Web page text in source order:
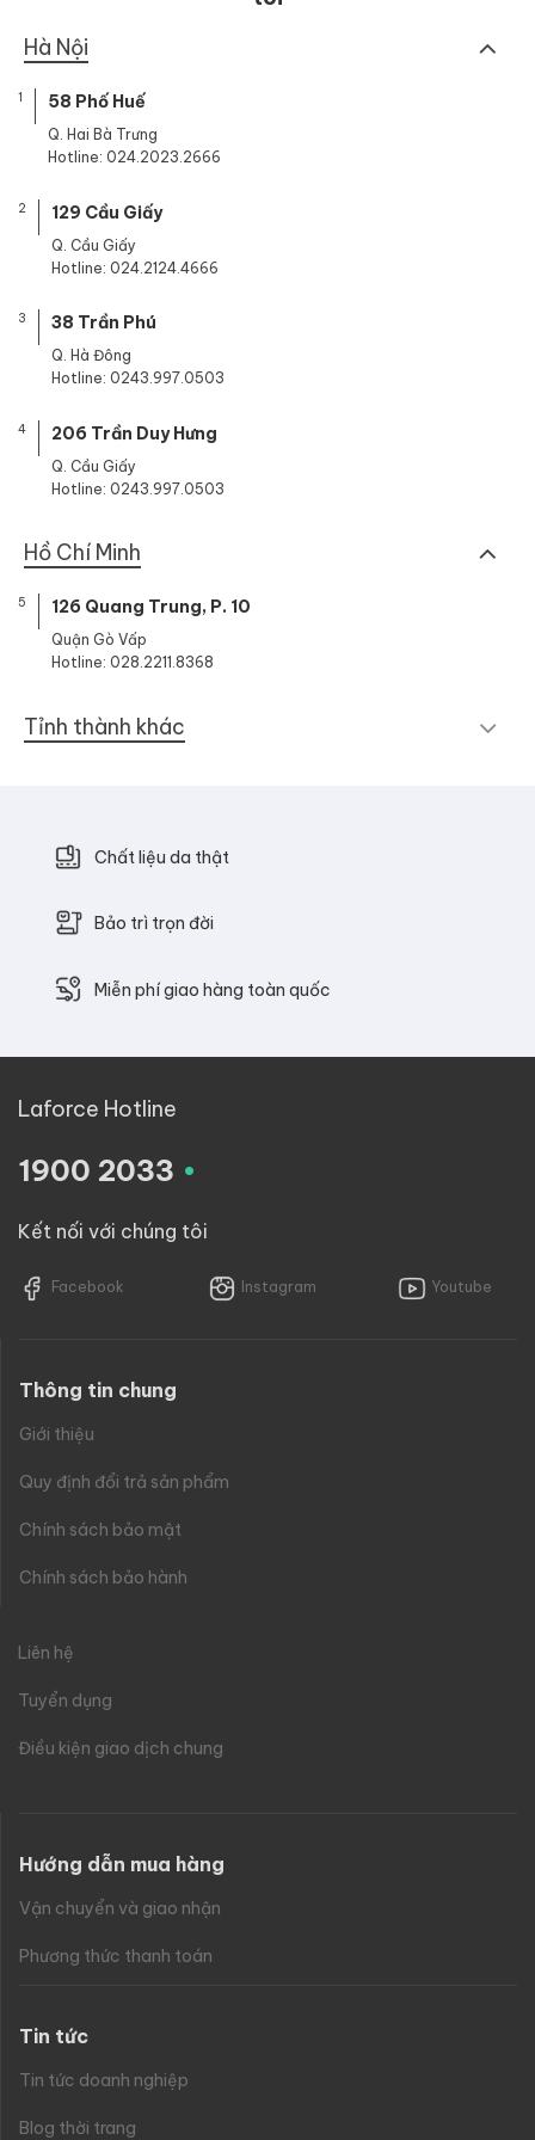
Hà Nội
1 58 Phố Huế
Q. Hai Bà Trưng
Hotline: 024.2023.2666
2 129 Cầu Giấy
Q. Cầu Giấy
Hotline: 024.2124.4666
3 38 Trần Phú
Q. Hà Đông
Hotline: 0243.997.0503
4 206 Trần Duy Hưng
Q. Cầu Giấy
Hotline: 0243.997.0503
Hồ Chí Minh
5 126 Quang Trung, P. 10
Quận Gò Vấp
Hotline: 028.2211.8368
Tỉnh thành khác
Chất liệu da thật
Bảo trì trọn đời
Miễn phí giao hàng toàn quốc
Laforce Hotline
1900 2033 .
Kết nối với chúng tôi
Facebook Instagram Youtube
Thông tin chung
Giới thiệu
Quy định đổi trả sản phẩm
Chính sách bảo mật
Chính sách bảo hành
Liên hệ
Tuyển dụng
Điều kiện giao dịch chung
Hướng dẫn mua hàng
Vận chuyển và giao nhận
Phương thức thanh toán
Tin tức
Tin tức doanh nghiệp
Blog thời trang